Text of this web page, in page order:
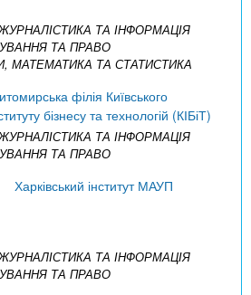
ТА ІНФОРМАЦІЯ
ТА ПРАВО
МАТЕМАТИКА ТА СТАТИСТИКА
філія Київського
бізнесу та технологій (КІБіТ)
ТА ІНФОРМАЦІЯ
ТА ПРАВО
Харківський інститут МАУП
ТА ІНФОРМАЦІЯ
ТА ПРАВО